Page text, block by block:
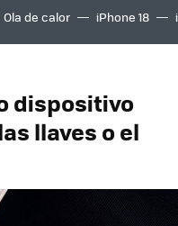
Ola de calor iPhone 18
dispositivo
llaves o el